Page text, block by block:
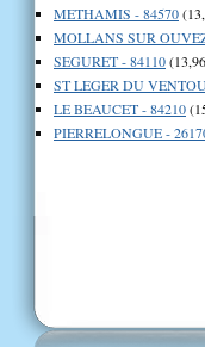
METHAMIS - 84570
MOLLANS SUR
SEGURET - 84110
ST LEGER DU
LE BEAUCET - 84210
PIERRELONGUE -